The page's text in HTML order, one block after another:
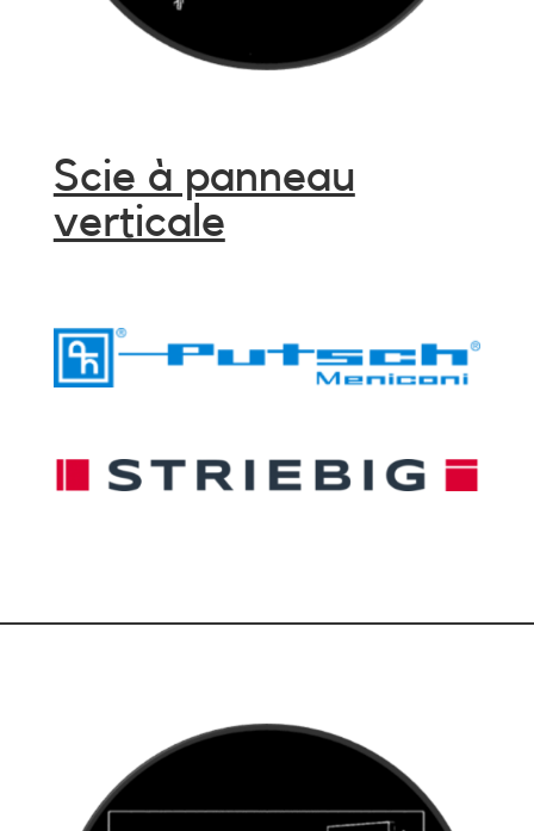
Scie à panneau
verticale